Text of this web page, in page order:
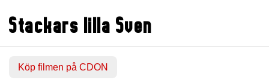
Stackars lilla Sven
Köp filmen på CDON